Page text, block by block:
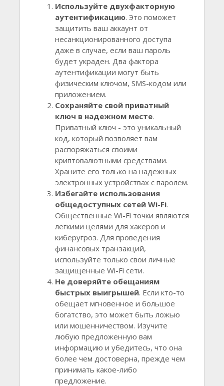
Используйте двухфакторную
аутентификацию. Это поможет
защитить ваш аккаунт от
несанкционированного доступа
даже в случае, если ваш пароль
будет украден. Два фактора
аутентификации могут быть
физическим ключом, SMS-кодом или
приложением.
Сохраняйте свой приватный
ключ в надежном месте.
Приватный ключ - это уникальный
код, который позволяет вам
распоряжаться своими
криптовалютными средствами.
Храните его только на надежных
электронных устройствах с паролем.
Избегайте использования
общедоступных сетей Wi-Fi.
Общественные Wi-Fi точки являются
легкими целями для хакеров и
киберугроз. Для проведения
финансовых транзакций,
используйте только свои личные
защищенные Wi-Fi сети.
Не доверяйте обещаниям
быстрых выигрышей. Если кто-то
обещает мгновенное и большое
богатство, это может быть ложью
или мошенничеством. Изучите
любую предложенную вам
информацию и убедитесь, что она
более чем достоверна, прежде чем
принимать какое-либо
предложение.